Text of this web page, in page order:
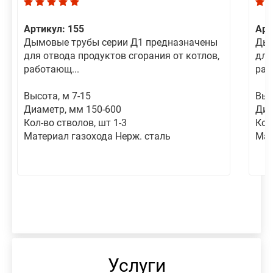
Артикул: 155
Дымовые трубы серии Д1 предназначены
для отвода продуктов сгорания от котлов,
работающ...
Высота, м 7-15
Диаметр, мм 150-600
Кол-во стволов, шт 1-3
Материал газохода Нерж. сталь
Услуги